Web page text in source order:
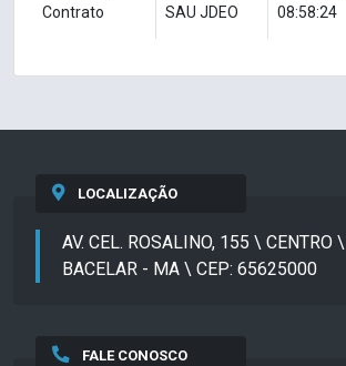
Contrato
SAU JDEO
08:58:24
LOCALIZAÇÃO
AV. CEL. ROSALINO, 155 \ CENTRO
BACELAR - MA \ CEP: 65625000
FALE CONOSCO